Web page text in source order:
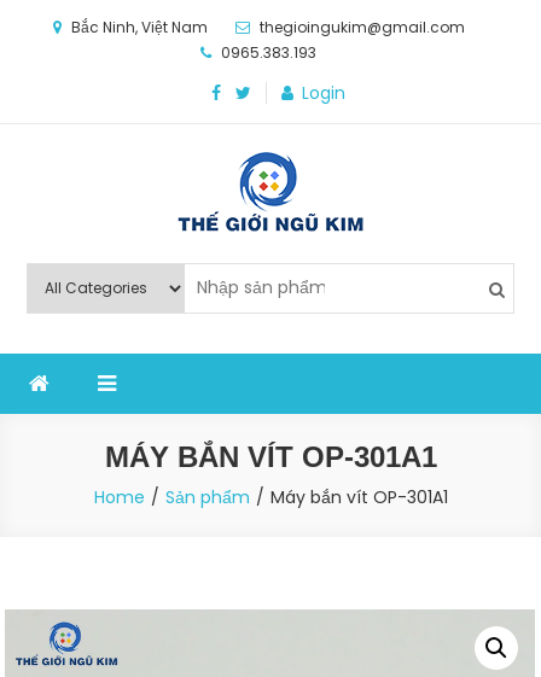
Bắc Ninh, Việt Nam
thegioingukim@gmail.com
0965.383.193
Login
Thế Giới Ngũ Kim
nghiệp sản xuất
MÁY BẮN VÍT OP-301A1
Home Sản phẩm Máy bắn vít OP-301A1